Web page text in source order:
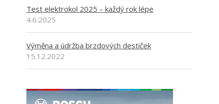
Test elektrokol 2025 – každý rok lépe
4.6.2025
Výměna a údržba brzdových destiček
15.12.2022